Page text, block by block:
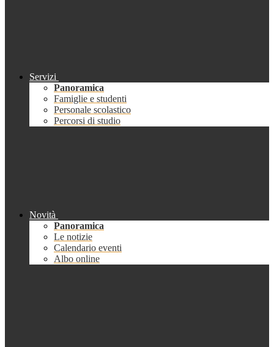
Servizi
Panoramica
Famiglie e studenti
Personale scolastico
Percorsi di studio
Novità
Panoramica
Le notizie
Calendario eventi
Albo online